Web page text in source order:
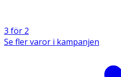
3 för 2
Se fler varor i kampanjen